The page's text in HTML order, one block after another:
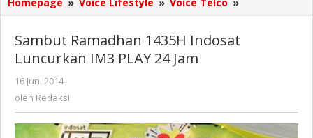
Homepage » Voice Lifestyle » Voice Telco »
Ramadhan
Sambut Ramadhan 1435H Indosat
Luncurkan IM3 PLAY 24 Jam
16 Juni 2014
oleh Redaksi